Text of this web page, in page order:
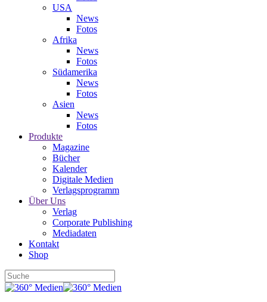
USA
News
Fotos
Afrika
News
Fotos
Südamerika
News
Fotos
Asien
News
Fotos
Produkte
Magazine
Bücher
Kalender
Digitale Medien
Verlagsprogramm
Über Uns
Verlag
Corporate Publishing
Mediadaten
Kontakt
Shop